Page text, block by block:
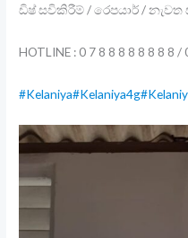
ඩිෂ් සවිකිරීම් / රෙපයාර් /
HOTLINE : 0 7 8 8 8 8 8 8 8 8 /
#Kelaniya#Kelaniya4g